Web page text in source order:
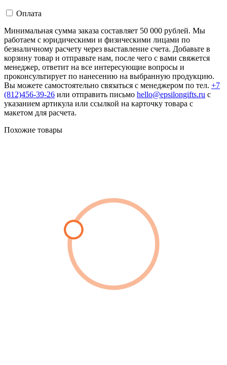
Оплата
Минимальная сумма заказа составляет 50 000 рублей. Мы
работаем с юридическими и физическими лицами по
безналичному расчету через выставление счета. Добавьте в
корзину товар и отправьте нам, после чего с вами свяжется
менеджер, ответит на все интересующие вопросы и
проконсультирует по нанесению на выбранную продукцию.
Вы можете самостоятельно связаться с менеджером по тел. +7
(812)456-39-26 или отправить письмо hello@epsilongifts.ru с
указанием артикула или ссылкой на карточку товара с
макетом для расчета.
Похожие товары